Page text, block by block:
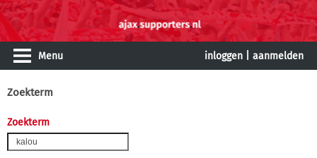
Menu inloggen aanmelden
Zoekterm
Zoekterm